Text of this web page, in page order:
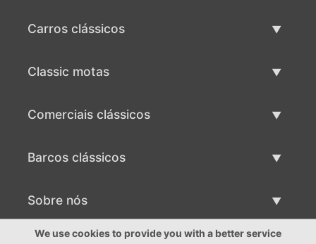
Carros clássicos
Classic motas
Comerciais clássicos
Barcos clássicos
Vender barco clássico
Sobre nós
Sobre nós
We use cookies to provide you with a better service